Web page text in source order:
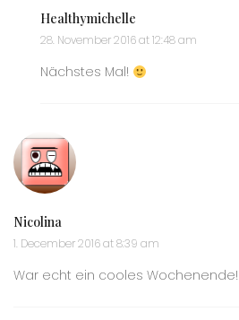
Healthymichelle
28. November 2016 at 12:48 am
Nächstes Mal!
Nicolina
1. December 2016 at 8:39 am
War echt ein cooles Wochenende!